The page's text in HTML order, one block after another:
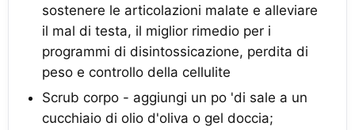
sostenere le articolazioni malate e alleviare
il mal di testa, il miglior rimedio per i
programmi di disintossicazione, perdita di
peso e controllo della cellulite
Scrub corpo - aggiungi un po 'di sale a un
cucchiaio di olio d'oliva o gel doccia;